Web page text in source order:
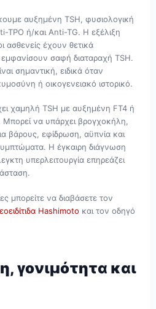
αυξημένη TSH, φυσιολογική
TPO ή/και Anti-TG. Η εξέλιξη
ασθενείς έχουν θετικά
εμφανίσουν σαφή διαταραχή TSH.
σημαντική, ειδικά όταν
ή οικογενειακό ιστορικό.
χαμηλή TSH με αυξημένη FT4 ή
Μπορεί να υπάρχει βρογχοκήλη,
βάρους, εφίδρωση, αϋπνία και
Η έγκαιρη διάγνωση
υπερλειτουργία επηρεάζει
μπορείτε να διαβάσετε τον
Hashimoto και τον οδηγό
γονιμότητα και